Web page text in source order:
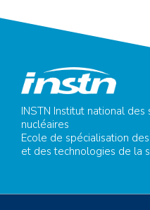
INSTN Institut national
nucléaires
Ecole de spécialisation
et des technologies de la